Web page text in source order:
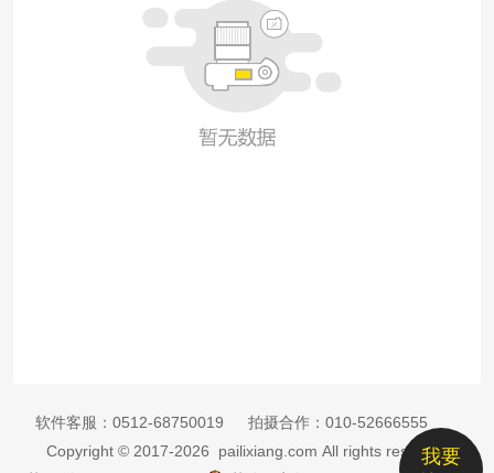
我要
软件客服： 0512-68750019 拍摄合作： 010-52666555
Copyright © 2017-2026 pailixiang.com All rights reserved